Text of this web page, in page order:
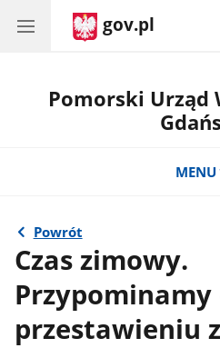
gov.pl
Pomorski Urząd
MENU
Powrót
Czas zimowy.
Przypominamy
przestawieniu